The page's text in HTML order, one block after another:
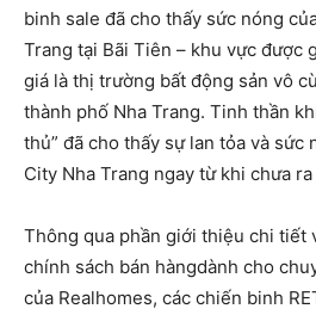
binh sale đã cho thấy sức nóng
Trang tại Bãi Tiên – khu vực được
giá là thị trường bất động sản vô
thành phố Nha Trang. Tinh thần
thủ” đã cho thấy sự lan tỏa và sức
City Nha Trang ngay từ khi chưa
Thông qua phần giới thiệu chi tiết
chính sách bán hàngdành cho
của Realhomes, các chiến binh